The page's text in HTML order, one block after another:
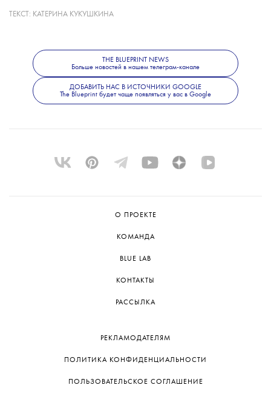
последним альбомом стал The Painter,
вышедший в 2022 году.
ТЕКСТ: КАТЕРИНА КУКУШКИНА
THE BLUEPRINT NEWS
Больше новостей в нашем телеграм-канале
ДОБАВИТЬ НАС В ИСТОЧНИКИ GOOGLE
The Blueprint будет чаще появляться у вас в Google
О ПРОЕКТЕ
КОМАНДА
BLUE LAB
КОНТАКТЫ
РАССЫЛКА
РЕКЛАМОДАТЕЛЯМ
ПОЛИТИКА КОНФИДЕНЦИАЛЬНОСТИ
ПОЛЬЗОВАТЕЛЬСКОЕ СОГЛАШЕНИЕ